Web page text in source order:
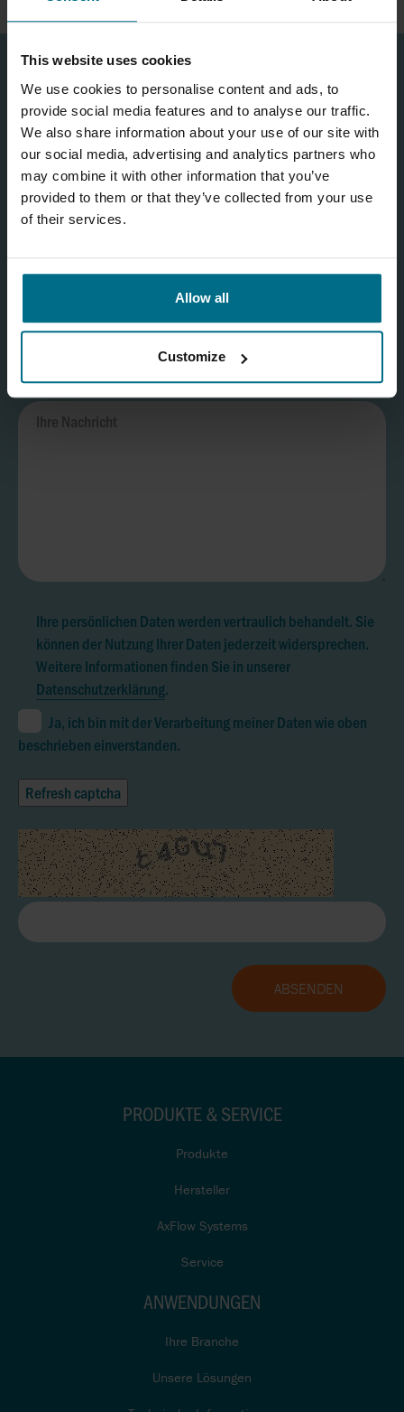
This website uses cookies
We use cookies to personalise content and ads, to
provide social media features and to analyse our traffic.
We also share information about your use of our site with
our social media, advertising and analytics partners who
may combine it with other information that you’ve
provided to them or that they’ve collected from your use
of their services.
Allow all
Customize
KONTAKT
Ihre persönlichen Daten werden vertraulich behandelt. Sie
können der Nutzung Ihrer Daten jederzeit widersprechen.
Weitere Informationen finden Sie in unserer
Datenschutzerklärung.
Ja, ich bin mit der Verarbeitung meiner Daten wie oben
beschrieben einverstanden.
Refresh captcha
PRODUKTE & SERVICE
Produkte
Hersteller
AxFlow Systems
Service
ANWENDUNGEN
Ihre Branche
Unsere Lösungen